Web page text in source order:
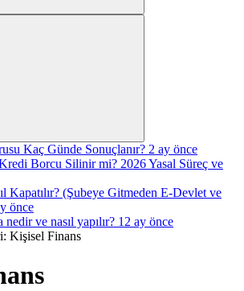
Kaç Günde Sonuçlanır? 2 ay önce
Borcu Silinir mi? 2026 Yasal Süreç ve
Kapatılır? (Şubeye Gitmeden E-Devlet ve
önce
ve nasıl yapılır? 12 ay önce
Kişisel Finans